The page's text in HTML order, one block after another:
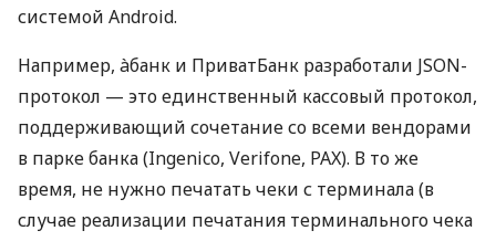
системой Android.
Например, àбанк и ПриватБанк разработали JSON-
протокол — это единственный кассовый протокол,
поддерживающий сочетание со всеми вендорами
в парке банка (Ingenico, Verifone, PAX). В то же
время, не нужно печатать чеки с терминала (в
случае реализации печатания терминального чека